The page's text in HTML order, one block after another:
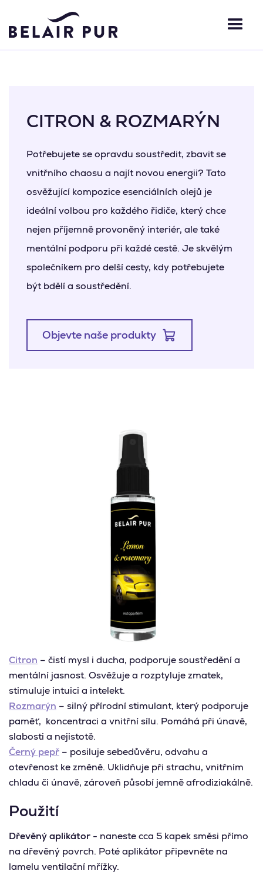
Citron – čistí mysl i ducha, podporuje soustředění a
mentální jasnost. Osvěžuje a rozptyluje zmatek,
stimuluje intuici a intelekt.
Rozmarýn – silný přírodní stimulant, který podporuje
paměť, koncentraci a vnitřní sílu. Pomáhá při únavě,
slabosti a nejistotě.
Černý pepř – posiluje sebedůvěru, odvahu a
otevřenost ke změně. Uklidňuje při strachu, vnitřním
chladu či únavě, zároveň působí jemně afrodiziakálně.
Použití
Dřevěný aplikátor - naneste cca 5 kapek směsi přímo
na dřevěný povrch. Poté aplikátor připevněte na
lamelu ventilační mřížky.
CITRON & ROZMARÝN
Potřebujete se opravdu soustředit, zbavit se
vnitřního chaosu a najít novou energii? Tato
osvěžující kompozice esenciálních olejů je
ideální volbou pro každého řidiče, který chce
nejen příjemně provoněný interiér, ale také
mentální podporu při každé cestě. Je skvělým
společníkem pro delší cesty, kdy potřebujete
být bdělí a soustředění.
Objevte naše produkty